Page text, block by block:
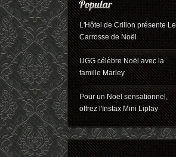
L'Hôtel de Crillon présente Le
Carrosse de Noël
UGG célèbre Noël avec la
famille Marley
Pour un Noël sensationnel,
offrez l'Instax Mini Liplay